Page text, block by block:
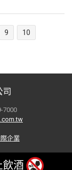
9
10
7000
企業
飲酒